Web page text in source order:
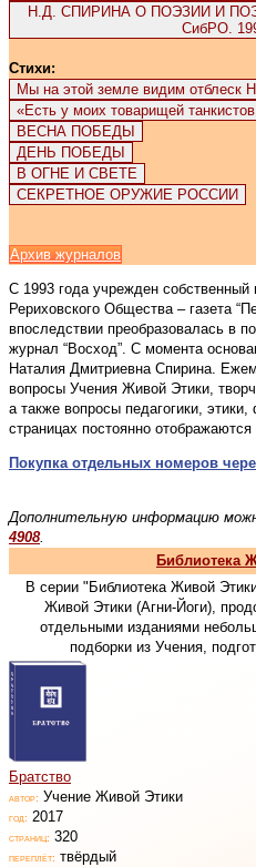
Н.Д. СПИРИНА О ПОЭЗИИ И
СибРО.
Стихи:
Мы на этой земле видим отблеск
«Есть у моих товарищей
ВЕСНА ПОБЕДЫ
ДЕНЬ ПОБЕДЫ
В ОГНЕ И СВЕТЕ
СЕКРЕТНОЕ ОРУЖИЕ РОССИИ
Архив журналов
С 1993 года учрежден собственный
Рериховского Общества – газета
впоследствии преобразовалась в
журнал “Восход”. С момента
Наталия Дмитриевна Спирина.
вопросы Учения Живой Этики,
а также вопросы педагогики,
страницах постоянно
Покупка отдельных номеров
Дополнительную информацию
4908.
Библиотека
В серии "Библиотека Живой
Живой Этики (Агни-Йоги),
отдельными изданиями
подборки из Учения,
Братство
автор: Учение Живой Этики
год: 2017
страниц: 320
переплёт: твёрдый